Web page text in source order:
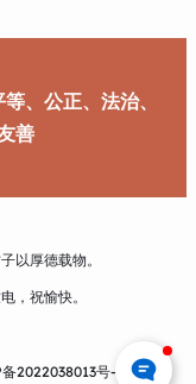
、公正、法治、
善
以厚德载物。
，祝愉快。
2022038013号-1